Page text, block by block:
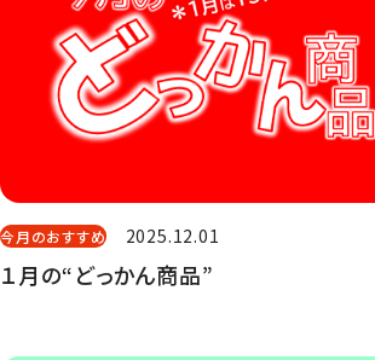
今月のおすすめ 2025.12.01
１月の“どっかん商品”